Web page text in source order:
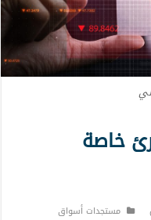
خاصة
مستجدات أسواق